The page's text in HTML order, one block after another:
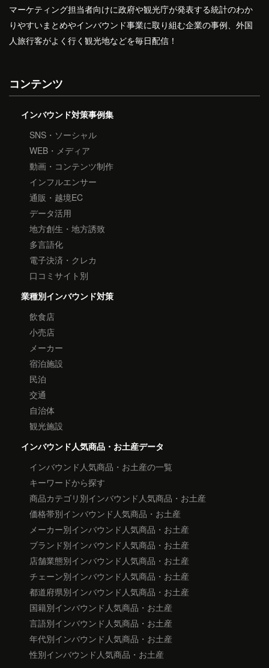
マーケティング担当者向けに政府や観光庁が発表する統計のわか
りやすいまとめやインバウンド事業に取り組む企業の事例、外国
人旅行客がよく行く観光地などを毎日配信！
コンテンツ
インバウンド対策事例集
SNS・ソーシャル
WEB・メディア
動画・コンテンツ制作
インフルエンサー
通販・越境EC
データ活用
地方創生・地方誘致
多言語化
電子決済・クレカ
口コミサイト別
業種別インバウンド対策
飲食店
小売店
メーカー
宿泊施設
民泊
交通
自治体
観光施設
インバウンド人気商品・お土産データ
インバウンド人気商品・お土産の一覧
キーワードから探す
商品カテゴリ別インバウンド人気商品・お土産
価格帯別インバウンド人気商品・お土産
メーカー別インバウンド人気商品・お土産
ブランド別インバウンド人気商品・お土産
店舗業態別インバウンド人気商品・お土産
チェーン別インバウンド人気商品・お土産
都道府県別インバウンド人気商品・お土産
国籍別インバウンド人気商品・お土産
言語別インバウンド人気商品・お土産
年代別インバウンド人気商品・お土産
性別インバウンド人気商品・お土産